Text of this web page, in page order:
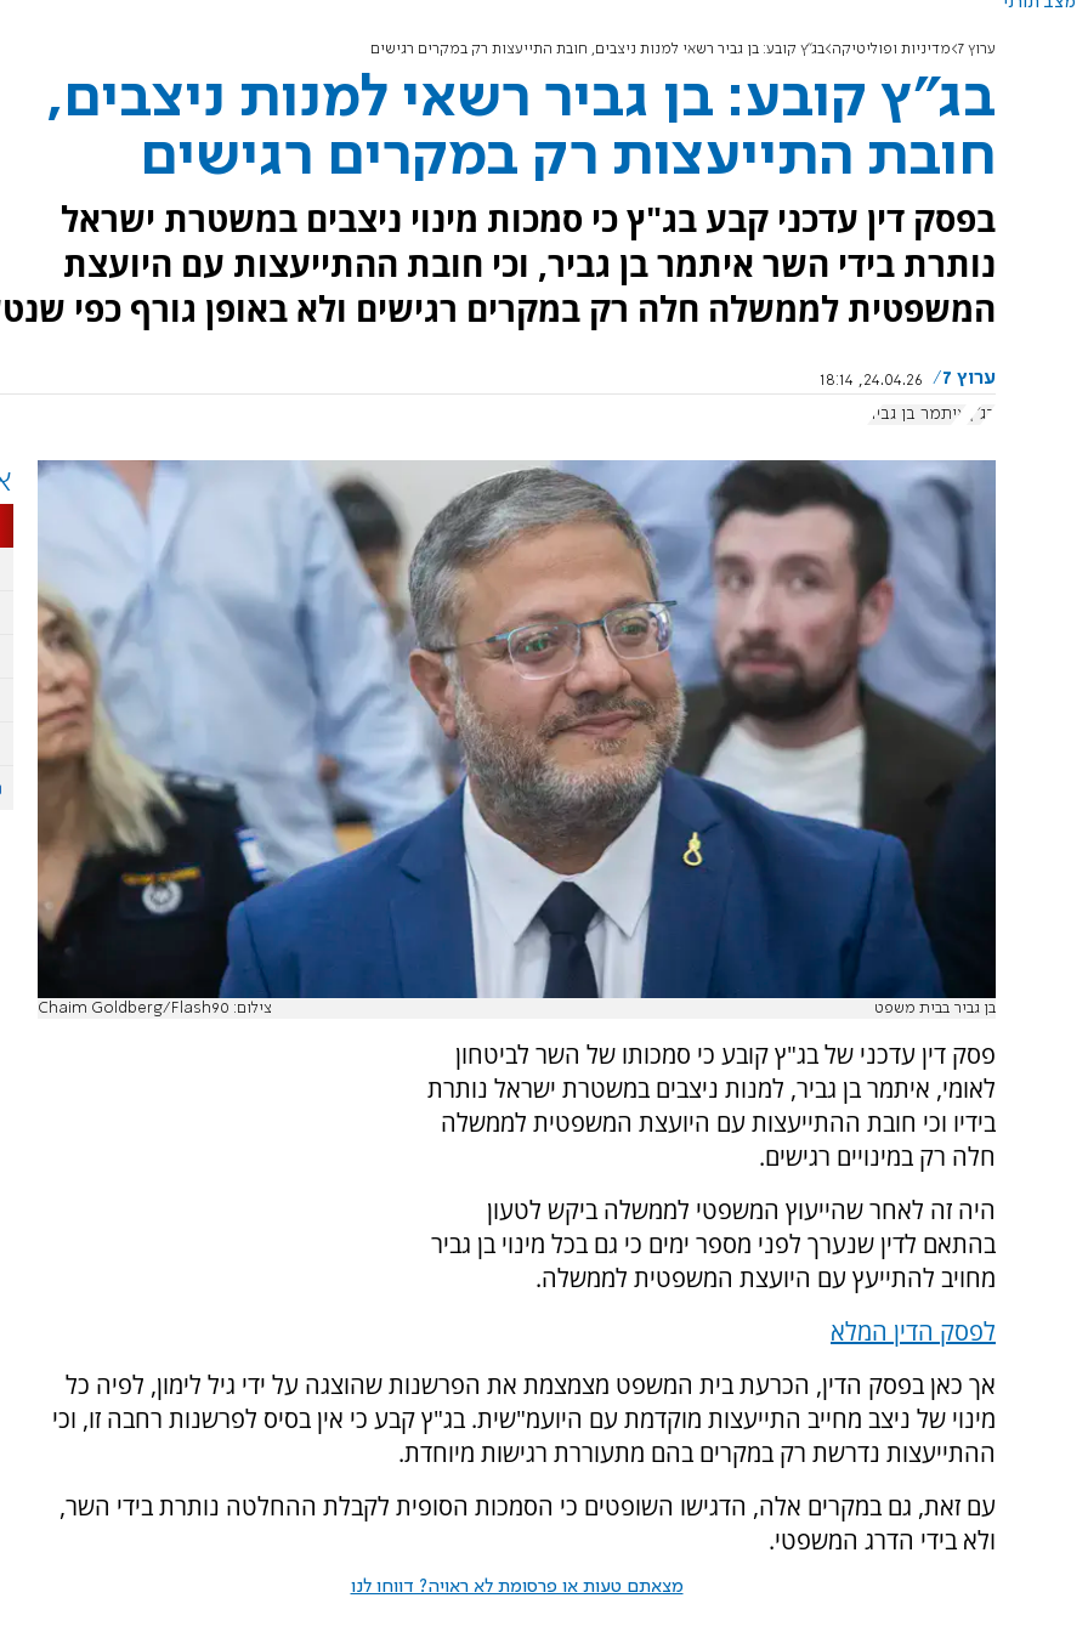
ערוץ 7 מדיניות ופוליטיקה בג"ץ קובע: בן גביר רשאי למנות ניצבים, חובת התייעצות רק במקרים רגישים
בג"ץ קובע: בן גביר רשאי למנות ניצבים,
חובת התייעצות רק במקרים רגישים
בפסק דין עדכני קבע בג"ץ כי סמכות מינוי ניצבים במשטרת ישראל
נותרת בידי השר איתמר בן גביר, וכי חובת ההתייעצות עם היועצת
המשפטית לממשלה חלה רק במקרים רגישים ולא באופן גורף כפי
ערוץ 7
24.04.26, 18:14
בג"ץ איתמר בן גביר
בן גביר בבית משפט צילום: Chaim Goldberg/Flash90
פסק דין עדכני של בג"ץ קובע כי סמכותו של השר לביטחון
לאומי, איתמר בן גביר, למנות ניצבים במשטרת ישראל נותרת
בידיו וכי חובת ההתייעצות עם היועצת המשפטית לממשלה
חלה רק במינויים רגישים.
היה זה לאחר שהייעוץ המשפטי לממשלה ביקש לטעון
בהתאם לדין שנערך לפני מספר ימים כי גם בכל מינוי בן גביר
מחויב להתייעץ עם היועצת המשפטית לממשלה.
לפסק הדין המלא
אך כאן בפסק הדין, הכרעת בית המשפט מצמצמת את הפרשנות שהוצגה על ידי גיל לימון, לפיה כל
מינוי של ניצב מחייב התייעצות מוקדמת עם היועמ"שית. בג"ץ קבע כי אין בסיס לפרשנות רחבה זו, וכי
ההתייעצות נדרשת רק במקרים בהם מתעוררת רגישות מיוחדת.
עם זאת, גם במקרים אלה, הדגישו השופטים כי הסמכות הסופית לקבלת ההחלטה נותרת בידי השר,
ולא בידי הדרג המשפטי.
מצאתם טעות או פרסומת לא ראויה? דווחו לנו